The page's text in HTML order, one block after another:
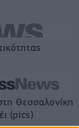
Θεσσαλονίκη
(pics)